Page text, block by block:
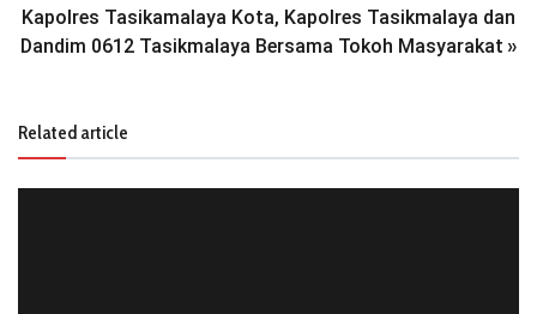
Kapolres Tasikamalaya Kota, Kapolres Tasikmalaya dan
Dandim 0612 Tasikmalaya Bersama Tokoh Masyarakat »
Related article